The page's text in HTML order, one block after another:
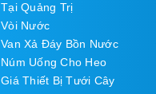
Tại Quảng Trị
Vòi Nước
Van Xả Đáy Bồn Nước
Núm Uống Cho Heo
Giá Thiết Bị Tưới Cây